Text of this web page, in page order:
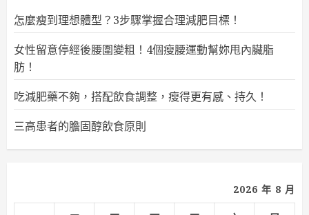
怎麼瘦到理想體型？3步驟掌握合理減肥目標！
女性留意停經後腰圍變粗！4個瘦腰運動幫妳甩內臟脂
肪！
吃減肥藥不夠，搭配飲食調整，瘦得更有感、持久！
三高患者的膽固醇飲食原則
2026 年 8 月